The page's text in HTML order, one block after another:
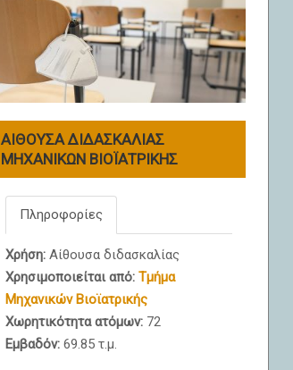
121 122
119 123
ΑΙΘΟΥΣΑ ΔΙΔΑΣΚΑΛΙΑΣ
ΜΗΧΑΝΙΚΩΝ ΒΙΟΪΑΤΡΙΚΗΣ
Πληροφορίες
Χρήση: Αίθουσα διδασκαλίας
Χρησιμοποιείται από: Τμήμα
Μηχανικών Βιοϊατρικής
Χωρητικότητα ατόμων: 72
Εμβαδόν:69.85 τ.μ.